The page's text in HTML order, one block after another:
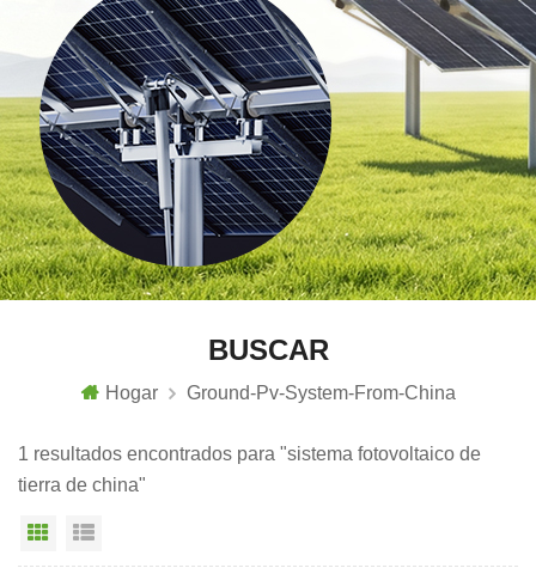
BUSCAR
Hogar Ground-Pv-System-From-China
1 resultados encontrados para "sistema fotovoltaico de
tierra de china"
Vista en cuadrícula